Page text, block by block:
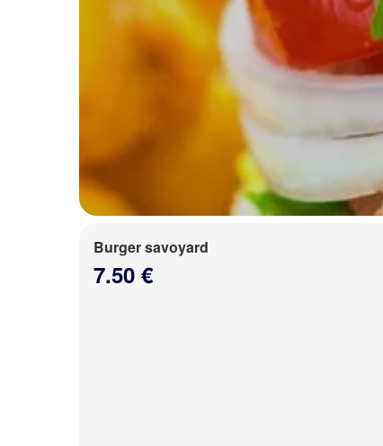
Burger savoyard
7.50 €